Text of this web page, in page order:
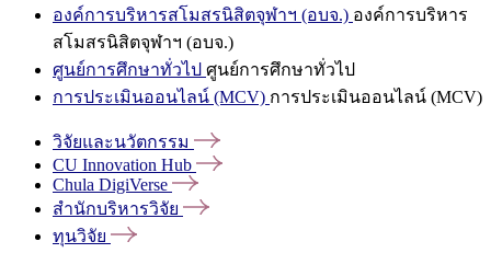
องค์การบริหารสโมสรนิสิตจุฬาฯ (อบจ.) องค์การบริหาร
สโมสรนิสิตจุฬาฯ (อบจ.)
ศูนย์การศึกษาทั่วไป ศูนย์การศึกษาทั่วไป
การประเมินออนไลน์ (MCV) การประเมินออนไลน์ (MCV)
วิจัยและนวัตกรรม
CU Innovation Hub
Chula DigiVerse
สำนักบริหารวิจัย
ทุนวิจัย